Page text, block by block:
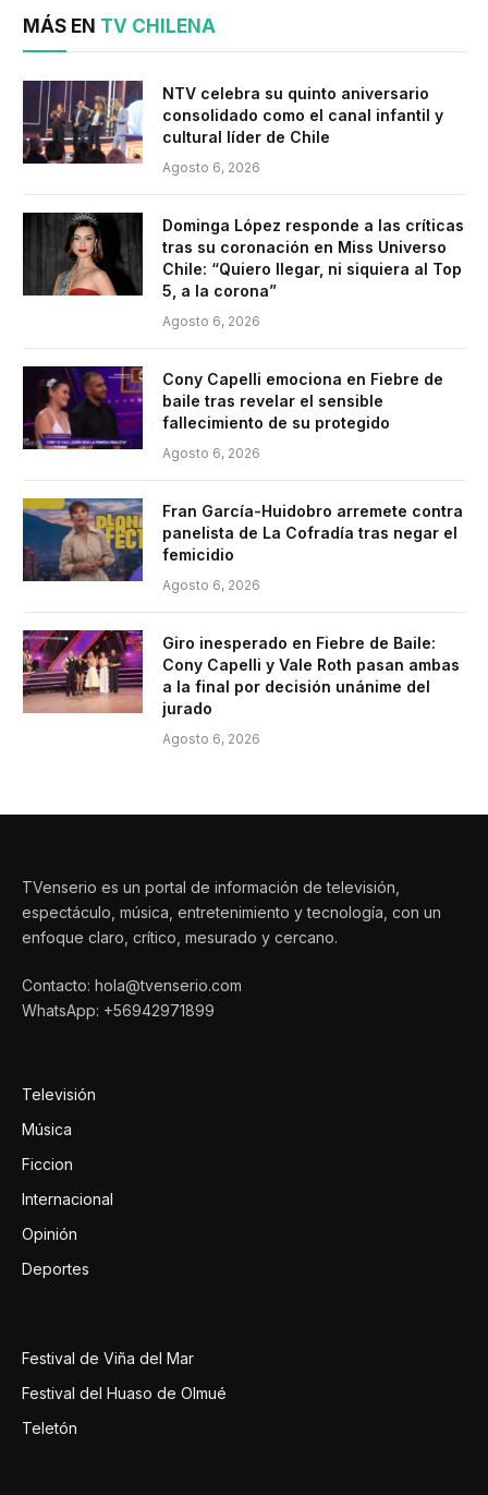
MÁS EN TV CHILENA
NTV celebra su quinto aniversario
consolidado como el canal infantil y
cultural líder de Chile
Agosto 6, 2026
Dominga López responde a las críticas
tras su coronación en Miss Universo
Chile: “Quiero llegar, ni siquiera al Top
5, a la corona”
Agosto 6, 2026
Cony Capelli emociona en Fiebre de
baile tras revelar el sensible
fallecimiento de su protegido
Agosto 6, 2026
Fran García-Huidobro arremete contra
panelista de La Cofradía tras negar el
femicidio
Agosto 6, 2026
Giro inesperado en Fiebre de Baile:
Cony Capelli y Vale Roth pasan ambas
a la final por decisión unánime del
jurado
Agosto 6, 2026
TVenserio es un portal de información de televisión,
espectáculo, música, entretenimiento y tecnología, con un
enfoque claro, crítico, mesurado y cercano.
Contacto: hola@tvenserio.com
WhatsApp: +56942971899
Televisión
Música
Ficcion
Internacional
Opinión
Deportes
Festival de Viña del Mar
Festival del Huaso de Olmué
Teletón